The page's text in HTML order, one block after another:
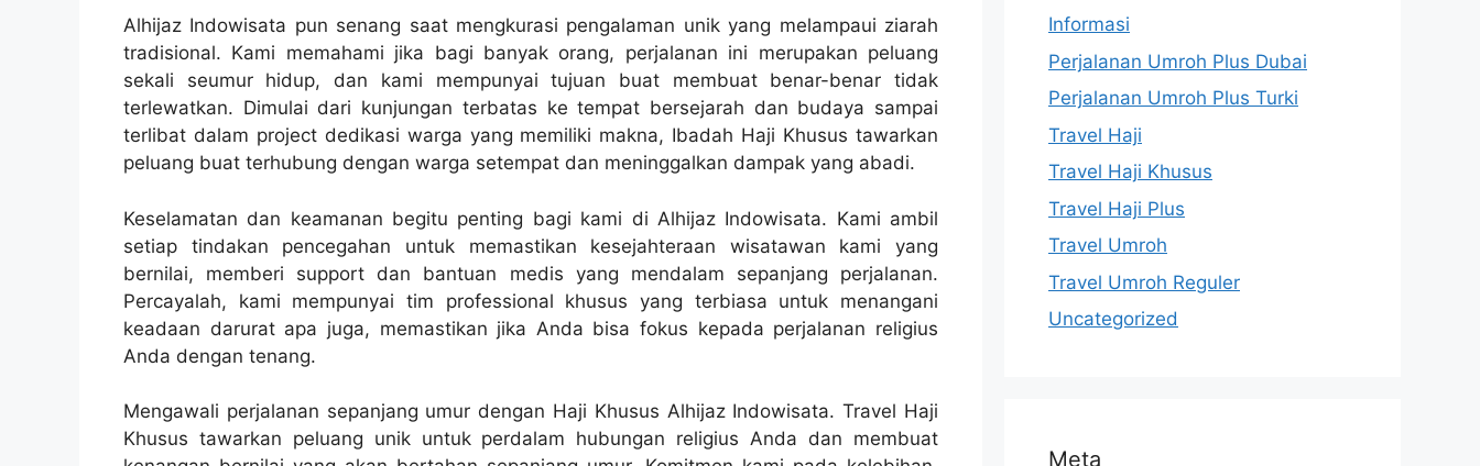
Alhijaz Indowisata pun senang saat mengkurasi pengalaman unik yang melampaui ziarah
tradisional. Kami memahami jika bagi banyak orang, perjalanan ini merupakan peluang
sekali seumur hidup, dan kami mempunyai tujuan buat membuat benar-benar tidak
terlewatkan. Dimulai dari kunjungan terbatas ke tempat bersejarah dan budaya sampai
terlibat dalam project dedikasi warga yang memiliki makna, Ibadah Haji Khusus tawarkan
peluang buat terhubung dengan warga setempat dan meninggalkan dampak yang abadi.
Keselamatan dan keamanan begitu penting bagi kami di Alhijaz Indowisata. Kami ambil
setiap tindakan pencegahan untuk memastikan kesejahteraan wisatawan kami yang
bernilai, memberi support dan bantuan medis yang mendalam sepanjang perjalanan.
Percayalah, kami mempunyai tim professional khusus yang terbiasa untuk menangani
keadaan darurat apa juga, memastikan jika Anda bisa fokus kepada perjalanan religius
Anda dengan tenang.
Mengawali perjalanan sepanjang umur dengan Haji Khusus Alhijaz Indowisata. Travel Haji
Khusus tawarkan peluang unik untuk perdalam hubungan religius Anda dan membuat
Informasi
Perjalanan Umroh Plus Dubai
Perjalanan Umroh Plus Turki
Travel Haji
Travel Haji Khusus
Travel Haji Plus
Travel Umroh
Travel Umroh Reguler
Uncategorized
Meta